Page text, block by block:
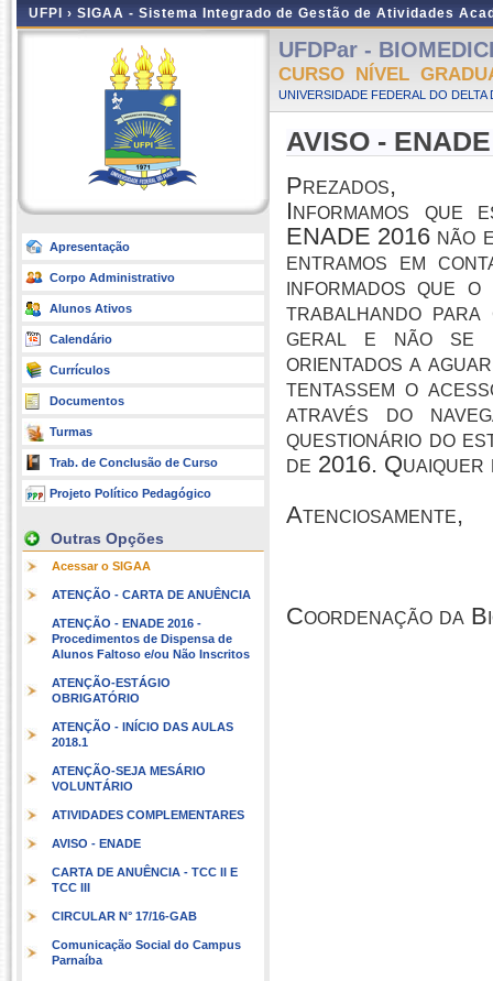
UFPI › SIGAA - Sistema Integrado de Gestão de Atividades
Apresentação
Corpo Administrativo
Alunos Ativos
Calendário
Currículos
Documentos
Turmas
Trab. de Conclusão de Curso
Projeto Político Pedagógico
Outras Opções
Acessar o SIGAA
ATENÇÃO - CARTA DE ANUÊNCIA
ATENÇÃO - ENADE 2016 -
Procedimentos de Dispensa de
Alunos Faltoso e/ou Não Inscritos
ATENÇÃO-ESTÁGIO
OBRIGATÓRIO
ATENÇÃO - INÍCIO DAS AULAS
2018.1
ATENÇÃO-SEJA MESÁRIO
VOLUNTÁRIO
ATIVIDADES COMPLEMENTARES
AVISO - ENADE
CARTA DE ANUÊNCIA - TCC II E
TCC III
CIRCULAR N° 17/16-GAB
Comunicação Social do Campus
Parnaíba
UFDPar -
CURSO NÍVEL
UNIVERSIDADE FEDERAL DO DELTA
AVISO - ENADE
Prezados,
Informamos que
ENADE 2016 não
entramos em
informados que
trabalhando
geral e não se
orientados a
tentassem o
através do
questionário do
de 2016. Quaiquer
Atenciosamente,
Coordenação da